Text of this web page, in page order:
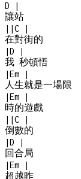
D
|
讓站
| |C
|
在對街的
|D
|
我 秒頓悟
|Em
|
人生就是一場限
|Em
|
時的遊戲
| |C
|
倒數的
|D
|
回合局
|Em
|
超越昨